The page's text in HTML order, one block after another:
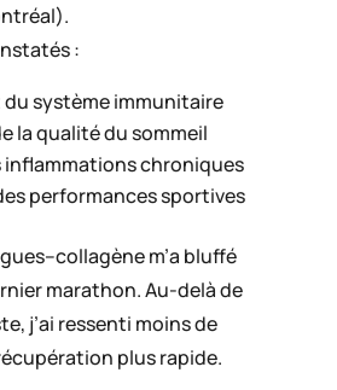
:
système immunitaire
la qualité du sommeil
inflammations chroniques
performances sportives
m’a bluffé
marathon. Au-delà de
j’ai ressenti moins de
plus rapide.